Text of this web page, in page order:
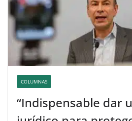
COLUMNAS
“Indispensable dar